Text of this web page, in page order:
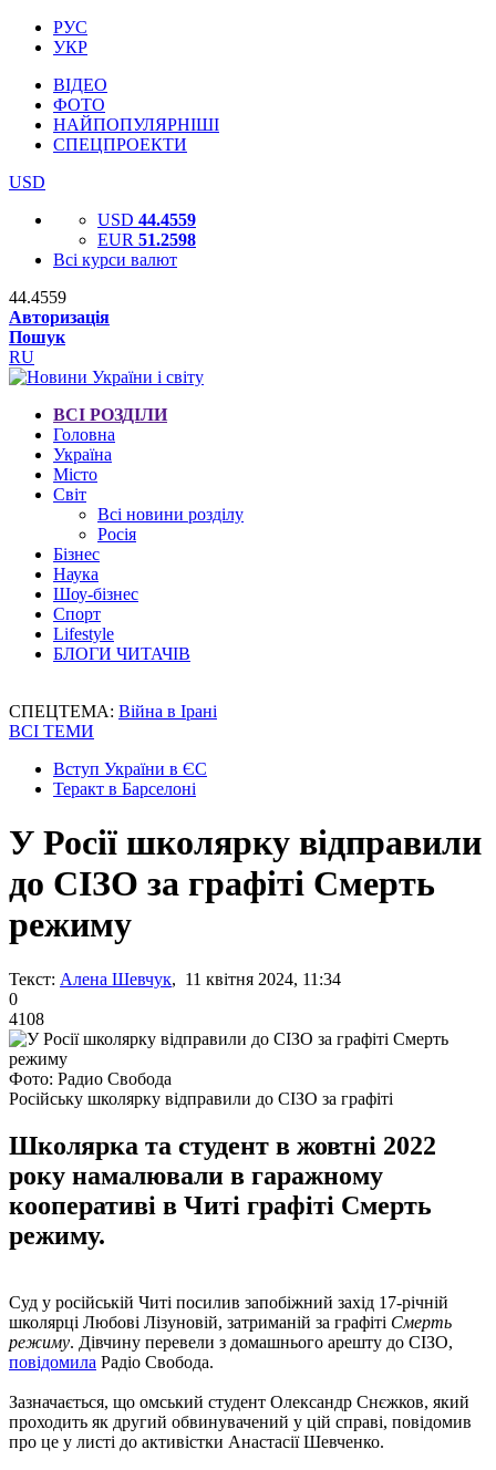
РУС
УКР
ВІДЕО
ФОТО
НАЙПОПУЛЯРНІШІ
СПЕЦПРОЕКТИ
USD
USD 44.4559
EUR 51.2598
Всі курси валют
44.4559
Авторизація
Пошук
RU
ВСІ РОЗДІЛИ
Головна
Україна
Місто
Світ
Всі новини розділу
Росія
Бізнес
Наука
Шоу-бізнес
Спорт
Lifestyle
БЛОГИ ЧИТАЧІВ
СПЕЦТЕМА: Війна в Ірані
ВСІ ТЕМИ
Вступ України в ЄС
Теракт в Барселоні
У Росії школярку відправили
до СІЗО за графіті Смерть
режиму
Текст: Алена Шевчук, 11 квітня 2024, 11:34
0
4108
Фото: Радио Свобода
Російську школярку відправили до СІЗО за графіті
Школярка та студент в жовтні 2022
року намалювали в гаражному
кооперативі в Читі графіті Смерть
режиму.
Суд у російській Читі посилив запобіжний захід 17-річній
школярці Любові Лізуновій, затриманій за графіті Смерть
режиму. Дівчину перевели з домашнього арешту до СІЗО,
повідомила Радіо Свобода.
Зазначається, що омський студент Олександр Снєжков, який
проходить як другий обвинувачений у цій справі, повідомив
про це у листі до активістки Анастасії Шевченко.